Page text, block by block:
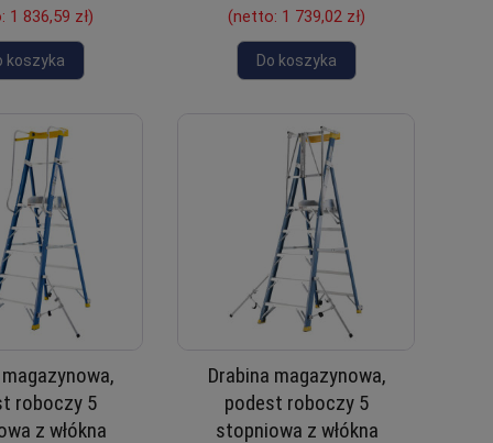
1 836,59 zł)
koszyka
(netto: 1 739,02 zł)
Do koszyka
roboczy 5
z włókna
Drabina magazynowa,
podest roboczy 5
stopniowa z włókna